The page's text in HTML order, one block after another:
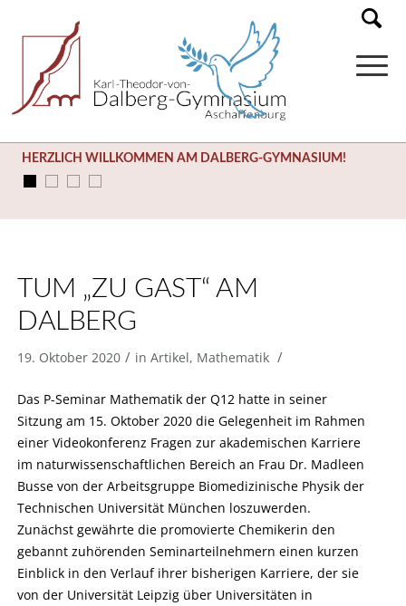
HERZLICH WILLKOMMEN AM DALBERG-GYMNASIUM!
TUM „ZU GAST“ AM
DALBERG
19. Oktober 2020 / in Artikel, Mathematik /
Das P-Seminar Mathematik der Q12 hatte in seiner
Sitzung am 15. Oktober 2020 die Gelegenheit im Rahmen
einer Videokonferenz Fragen zur akademischen Karriere
im naturwissenschaftlichen Bereich an Frau Dr. Madleen
Busse von der Arbeitsgruppe Biomedizinische Physik der
Technischen Universität München loszuwerden.
Zunächst gewährte die promovierte Chemikerin den
gebannt zuhörenden Seminarteilnehmern einen kurzen
Einblick in den Verlauf ihrer bisherigen Karriere, der sie
von der Universität Leipzig über Universitäten in